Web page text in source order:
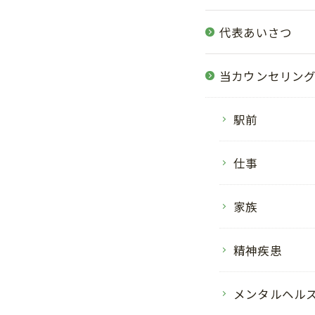
代表あいさつ
当カウンセリン
駅前
仕事
家族
精神疾患
メンタルヘル